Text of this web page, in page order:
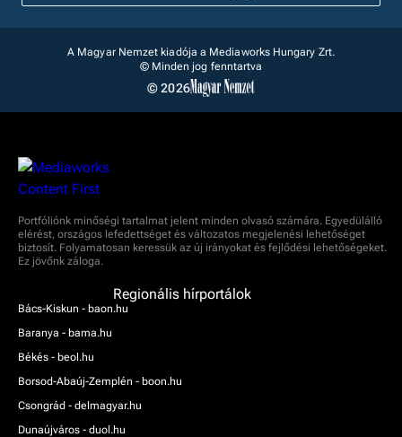
A Magyar Nemzet kiadója a Mediaworks Hungary Zrt.
© Minden jog fenntartva
© 2026
Portfóliónk minőségi tartalmat jelent minden olvasó számára. Egyedülálló
elérést, országos lefedettséget és változatos megjelenési lehetőséget
biztosít. Folyamatosan keressük az új irányokat és fejlődési lehetőségeket.
Ez jövőnk záloga.
Regionális hírportálok
Bács-Kiskun - baon.hu
Baranya - bama.hu
Békés - beol.hu
Borsod-Abaúj-Zemplén - boon.hu
Csongrád - delmagyar.hu
Dunaújváros - duol.hu